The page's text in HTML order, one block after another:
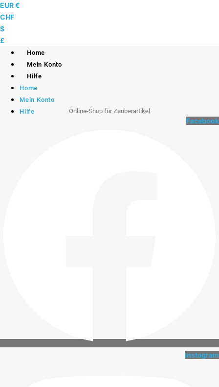
Skip
to
content
EUR €
CHF
$
£
Home
Mein Konto
Hilfe
Home
Mein Konto
Hilfe
Online-Shop für Zauberartikel
Facebook
Instagram